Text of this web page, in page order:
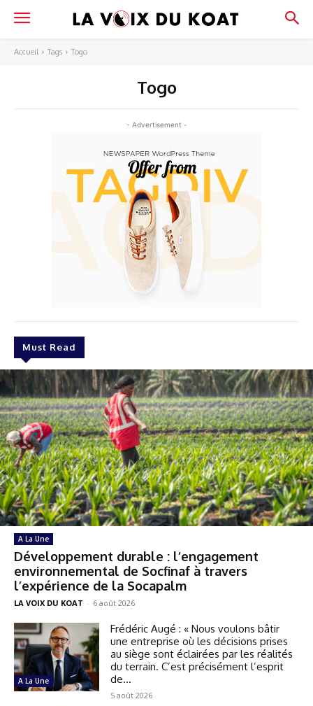
Accueil Tags Togo
Togo
- Advertisement -
Must Read
A La Une
Développement durable : l’engagement
environnemental de Socfinaf à travers
l’expérience de la Socapalm
LA VOIX DU KOAT - 6 août 2026
A La Une
Frédéric Augé : « Nous voulons bâtir
une entreprise où les décisions prises
au siège sont éclairées par les réalités
du terrain. C’est précisément l’esprit
de...
5 août 2026